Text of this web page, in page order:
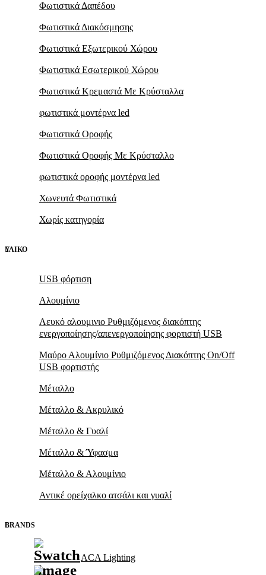
Φωτιστικά Δαπέδου
Φωτιστικά Διακόσμησης
Φωτιστικά Εξωτερικού Χώρου
Φωτιστικά Εσωτερικού Χώρου
Φωτιστικά Κρεμαστά Mε Kρύσταλλα
φωτιστικά μοντέρνα led
Φωτιστικά Οροφής
Φωτιστικά Οροφής Mε Kρύσταλλο
φωτιστικά οροφής μοντέρνα led
Χωνευτά Φωτιστικά
Χωρίς κατηγορία
ΥΛΙΚΌ
USB φόρτιση
Αλουμίνιο
Λευκό αλουμινιο Ρυθμιζόμενος διακόπτης
ενεργοποίησης/απενεργοποίησης φορτιστή USB
Μαύρο Αλουμίνιο Ρυθμιζόμενος Διακόπτης On/Off
USB φορτιστής
Μέταλλο
Μέταλλο & Ακρυλικό
Μέταλλο & Γυαλί
Μέταλλο & Ύφασμα
Μέταλλο & Αλουμίνιο
Αντικέ ορείχαλκο ατσάλι και γυαλί
BRANDS
ACA Lighting